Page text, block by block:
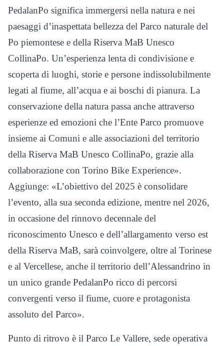
PedalanPo significa immergersi nella natura e nei
paesaggi d’inaspettata bellezza del Parco naturale del
Po piemontese e della Riserva MaB Unesco
CollinaPo. Un’esperienza lenta di condivisione e
scoperta di luoghi, storie e persone indissolubilmente
legati al fiume, all’acqua e ai boschi di pianura. La
conservazione della natura passa anche attraverso
esperienze ed emozioni che l’Ente Parco promuove
insieme ai Comuni e alle associazioni del territorio
della Riserva MaB Unesco CollinaPo, grazie alla
collaborazione con Torino Bike Experience».
Aggiunge: «L’obiettivo del 2025 è consolidare
l’evento, alla sua seconda edizione, mentre nel 2026,
in occasione del rinnovo decennale del
riconoscimento Unesco e dell’allargamento verso est
della Riserva MaB, sarà coinvolgere, oltre al Torinese
e al Vercellese, anche il territorio dell’Alessandrino in
un unico grande PedalanPo ricco di percorsi
convergenti verso il fiume, cuore e protagonista
assoluto del Parco».
Punto di ritrovo è il Parco Le Vallere, sede operativa